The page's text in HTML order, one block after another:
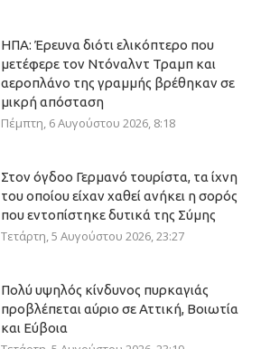
ΗΠΑ: Έρευνα διότι ελικόπτερο που
μετέφερε τον Ντόναλντ Τραμπ και
αεροπλάνο της γραμμής βρέθηκαν σε
μικρή απόσταση
Πέμπτη, 6 Αυγούστου 2026, 8:18
Στον όγδοο Γερμανό τουρίστα, τα ίχνη
του οποίου είχαν χαθεί ανήκει η σορός
που εντοπίστηκε δυτικά της Σύμης
Τετάρτη, 5 Αυγούστου 2026, 23:27
Πολύ υψηλός κίνδυνος πυρκαγιάς
προβλέπεται αύριο σε Αττική, Βοιωτία
και Εύβοια